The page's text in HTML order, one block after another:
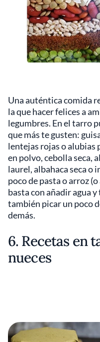
Una auténtica comida
la que hacer felices a
legumbres. En el tarro
que más te gusten:
lentejas rojas o alubias
en polvo, cebolla seca,
laurel, albahaca seca o
poco de pasta o arroz
basta con añadir agua
también picar un poco
demás.
6. Recetas en
nueces